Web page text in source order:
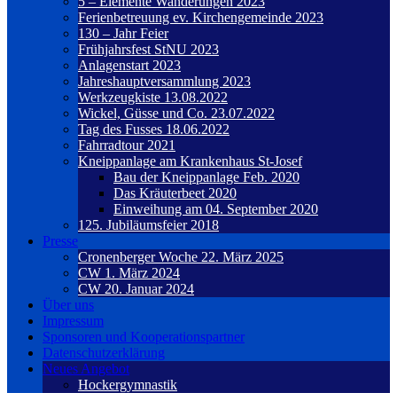
Ferienbetreuung ev. Kirchengemeinde 2023
130 – Jahr Feier
Frühjahrsfest StNU 2023
Anlagenstart 2023
Jahreshauptversammlung 2023
Werkzeugkiste 13.08.2022
Wickel, Güsse und Co. 23.07.2022
Tag des Fusses 18.06.2022
Fahrradtour 2021
Kneippanlage am Krankenhaus St-Josef
Bau der Kneippanlage Feb. 2020
Das Kräuterbeet 2020
Einweihung am 04. September 2020
125. Jubiläumsfeier 2018
Presse
Cronenberger Woche 22. März 2025
CW 1. März 2024
CW 20. Januar 2024
Über uns
Impressum
Sponsoren und Kooperationspartner
Datenschutzerklärung
Neues Angebot
Hockergymnastik